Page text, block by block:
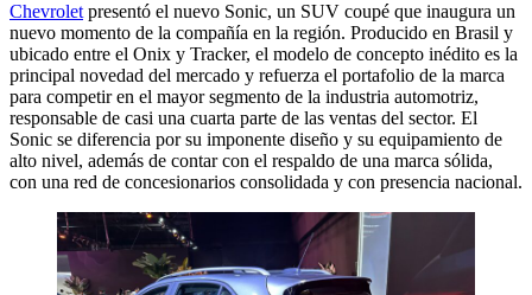
Chevrolet presentó el nuevo Sonic, un SUV coupé que inaugura un
nuevo momento de la compañía en la región. Producido en Brasil y
ubicado entre el Onix y Tracker, el modelo de concepto inédito es la
principal novedad del mercado y refuerza el portafolio de la marca
para competir en el mayor segmento de la industria automotriz,
responsable de casi una cuarta parte de las ventas del sector. El
Sonic se diferencia por su imponente diseño y su equipamiento de
alto nivel, además de contar con el respaldo de una marca sólida,
con una red de concesionarios consolidada y con presencia nacional.